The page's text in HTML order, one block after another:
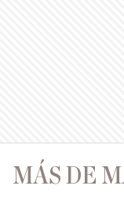
MÁS DE